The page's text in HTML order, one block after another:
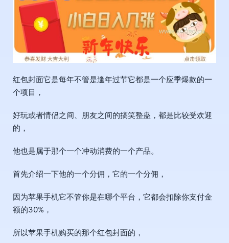
红包封面它是每年不管是逢年过节它都是一个应季爆款的一
个项目，
好玩或者情侣之间、朋友之间的搞笑整蛊，都是比较受欢迎
的，
他也是属于那个一个冲动消费的一个产品。
首先介绍一下他的一个分佣，它的一个分佣，
因为苹果手机它不管你是在哪个平台，它都会扣除你支付金
额的30%，
所以苹果手机购买的那个红包封面的，